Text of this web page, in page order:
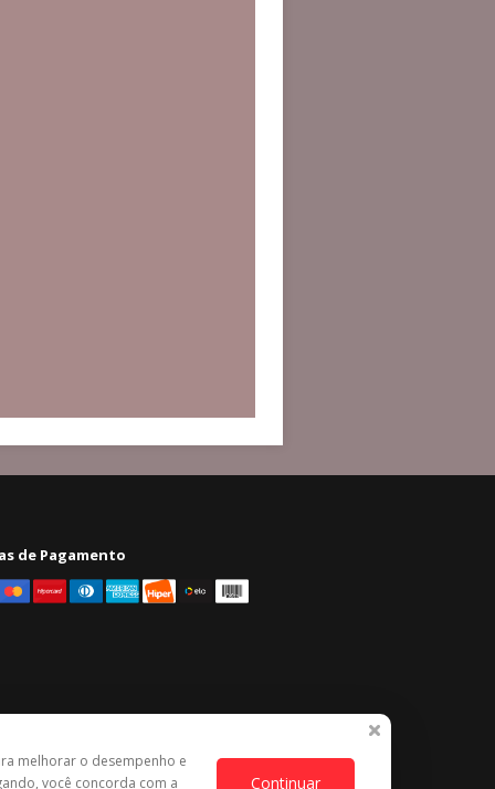
de Pagamento
melhorar o desempenho e
você concorda com a
Continuar